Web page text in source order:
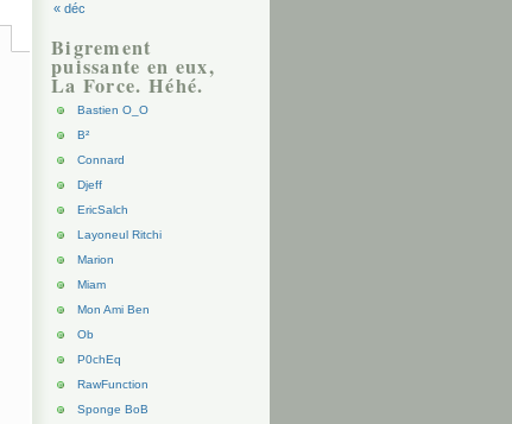
« déc
Bigrement
puissante en eux,
La Force. Héhé.
Bastien O_O
B²
Connard
Djeff
EricSalch
Layoneul Ritchi
Marion
Miam
Mon Ami Ben
Ob
P0chEq
RawFunction
Sponge BoB